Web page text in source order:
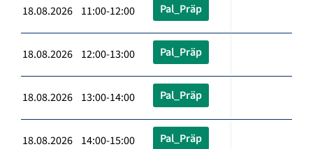
18.08.2026 11:00-12:00 Pal_Präp
18.08.2026 12:00-13:00 Pal_Präp
18.08.2026 13:00-14:00 Pal_Präp
18.08.2026 14:00-15:00 Pal_Präp